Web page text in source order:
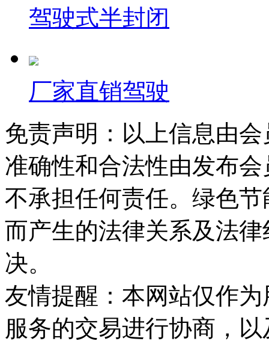
驾驶式半封闭
厂家直销驾驶
免责声明：以上信息由
准确性和合法性由发布
不承担任何责任。绿色
而产生的法律关系及法
决。
友情提醒：本网站仅作
服务的交易进行协商，